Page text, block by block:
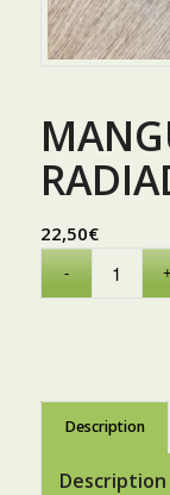
22,50€
Description
Description